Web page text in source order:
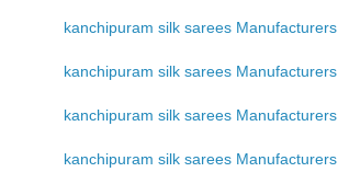
kanchipuram silk sarees Manufacturers
kanchipuram silk sarees Manufacturers
kanchipuram silk sarees Manufacturers
kanchipuram silk sarees Manufacturers